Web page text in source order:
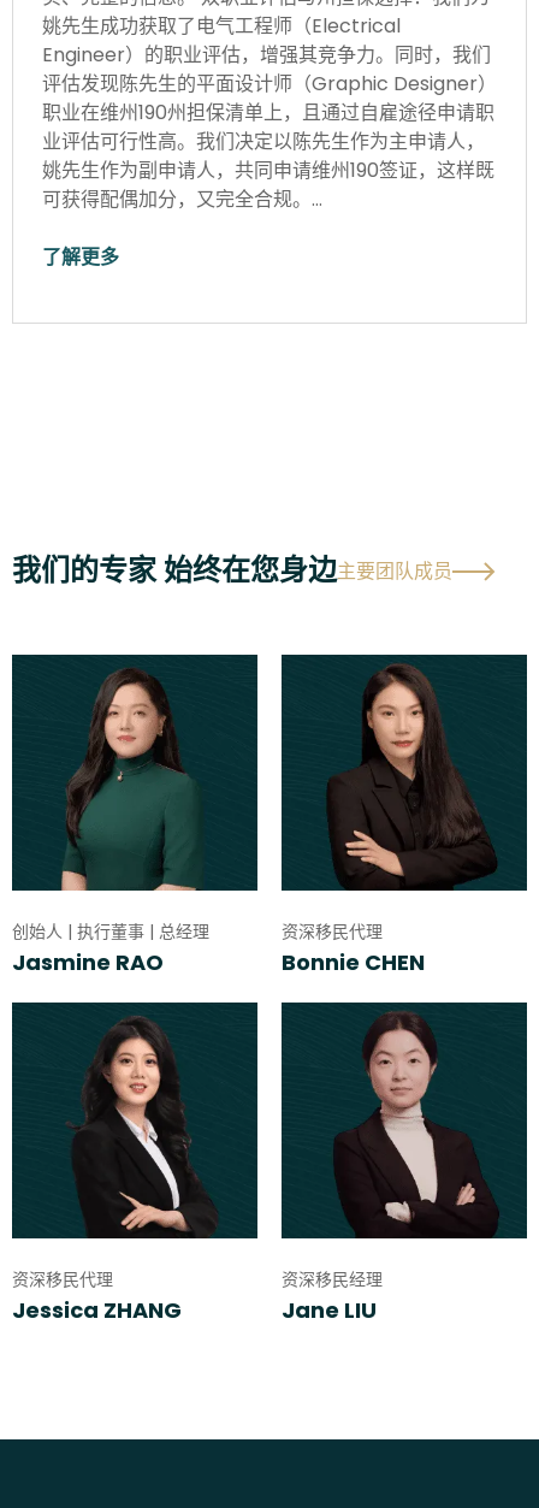
姚先生成功获取了电气工程师（Electrical
Engineer）的职业评估，增强其竞争力。同时，我们
评估发现陈先生的平面设计师（Graphic Designer）
职业在维州190州担保清单上，且通过自雇途径申请职
业评估可行性高。我们决定以陈先生作为主申请人，
姚先生作为副申请人，共同申请维州190签证，这样既
可获得配偶加分，又完全合规。…
了解更多
我们的专家 始终在您身边主要团队成员
创始人 | 执行董事 | 总经理
Jasmine RAO
资深移民代理
Bonnie CHEN
资深移民代理
Jessica ZHANG
资深移民经理
Jane LIU